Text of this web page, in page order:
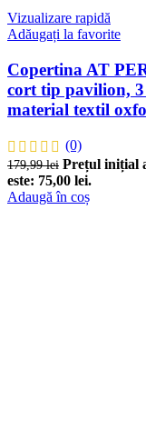
Vizualizare rapidă
Adăugați la favorite
Copertina AT
cort tip pavilion,
material textil
(0)
179,99lei Prețul inițial
este: 75,00 lei.
Adaugă în coș